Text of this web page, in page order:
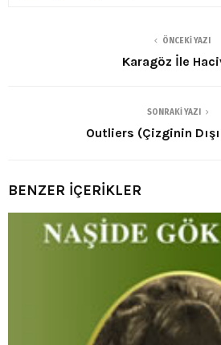
ÖNCEKI YAZI
Karagöz İle
SONRAKI YAZI
Outliers (Çizginin
BENZER İÇERİKLER